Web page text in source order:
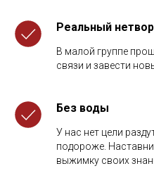
Реальный
В малой группе
связи и завести
Без воды
У нас нет цели
подороже.
выжимку своих